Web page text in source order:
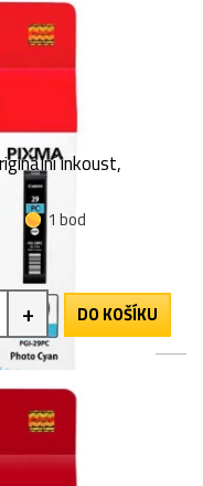
inkoust,
1 bod
+ DO KOŠÍKU